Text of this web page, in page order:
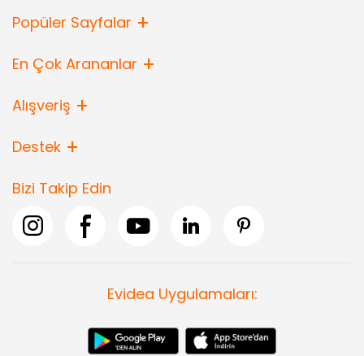
Popüler Sayfalar
En Çok Arananlar
Alışveriş
Destek
Bizi Takip Edin
Evidea Uygulamaları: